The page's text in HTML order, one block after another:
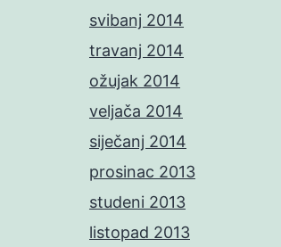
svibanj 2014
travanj 2014
ožujak 2014
veljača 2014
siječanj 2014
prosinac 2013
studeni 2013
listopad 2013